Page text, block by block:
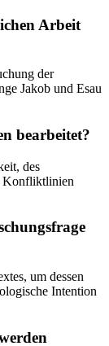
Arbeit
der
Jakob und Esau
bearbeitet?
des
Konfliktlinien
um dessen
Intention